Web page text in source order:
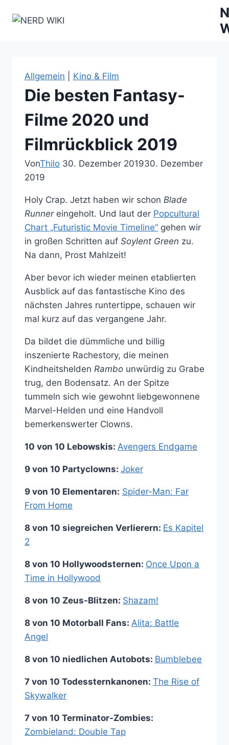
Inhalt
Allgemein Kino & Film
Die besten Fantasy-
Filme 2020 und
Filmrückblick 2019
VonThilo 30. Dezember 201930. Dezember
2019
Holy Crap. Jetzt haben wir schon Blade
Runnereingeholt. Und laut der Popcultural
Chart „Futuristic Movie Timeline“ gehen wir
in großen Schritten auf Soylent Green zu.
Na dann, Prost Mahlzeit!
Aber bevor ich wieder meinen etablierten
Ausblick auf das fantastische Kino des
nächsten Jahres runtertippe, schauen wir
mal kurz auf das vergangene Jahr.
Da bildet die dümmliche und billig
inszenierte Rachestory, die meinen
Kindheitshelden Rambo unwürdig zu Grabe
trug, den Bodensatz. An der Spitze
tummeln sich wie gewohnt liebgewonnene
Marvel-Helden und eine Handvoll
bemerkenswerter Clowns.
10 von 10 Lebowskis: Avengers Endgame
9 von 10 Partyclowns: Joker
9 von 10 Elementaren: Spider-Man: Far
From Home
8 von 10 siegreichen Verlierern: Es Kapitel
2
8 von 10 Hollywoodsternen: Once Upon a
Time in Hollywood
8 von 10 Zeus-Blitzen: Shazam!
8 von 10 Motorball Fans: Alita: Battle
Angel
8 von 10 niedlichen Autobots: Bumblebee
7 von 10 Todessternkanonen: The Rise of
Skywalker
7 von 10 Terminator-Zombies:
Zombieland: Double Tap